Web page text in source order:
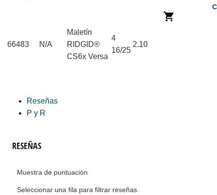
66483 N/A
Maletín
RIDGID®
CS6x Versa
4
16/25
2.10
Reseñas
P y R